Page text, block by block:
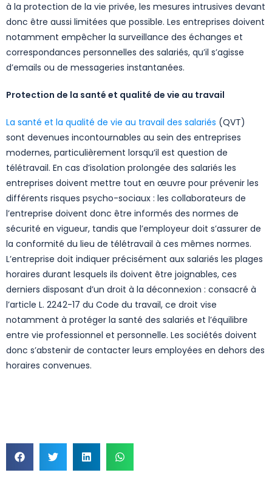
à la protection de la vie privée, les mesures intrusives devant
donc être aussi limitées que possible. Les entreprises doivent
notamment empêcher la surveillance des échanges et
correspondances personnelles des salariés, qu’il s’agisse
d’emails ou de messageries instantanées.
Protection de la santé et qualité de vie au travail
La santé et la qualité de vie au travail des salariés (QVT)
sont devenues incontournables au sein des entreprises
modernes, particulièrement lorsqu’il est question de
télétravail. En cas d’isolation prolongée des salariés les
entreprises doivent mettre tout en œuvre pour prévenir les
différents risques psycho-sociaux : les collaborateurs de
l’entreprise doivent donc être informés des normes de
sécurité en vigueur, tandis que l’employeur doit s’assurer de
la conformité du lieu de télétravail à ces mêmes normes.
L’entreprise doit indiquer précisément aux salariés les plages
horaires durant lesquels ils doivent être joignables, ces
derniers disposant d’un droit à la déconnexion : consacré à
l’article L. 2242-17 du Code du travail, ce droit vise
notamment à protéger la santé des salariés et l’équilibre
entre vie professionnel et personnelle. Les sociétés doivent
donc s’abstenir de contacter leurs employées en dehors des
horaires convenues.